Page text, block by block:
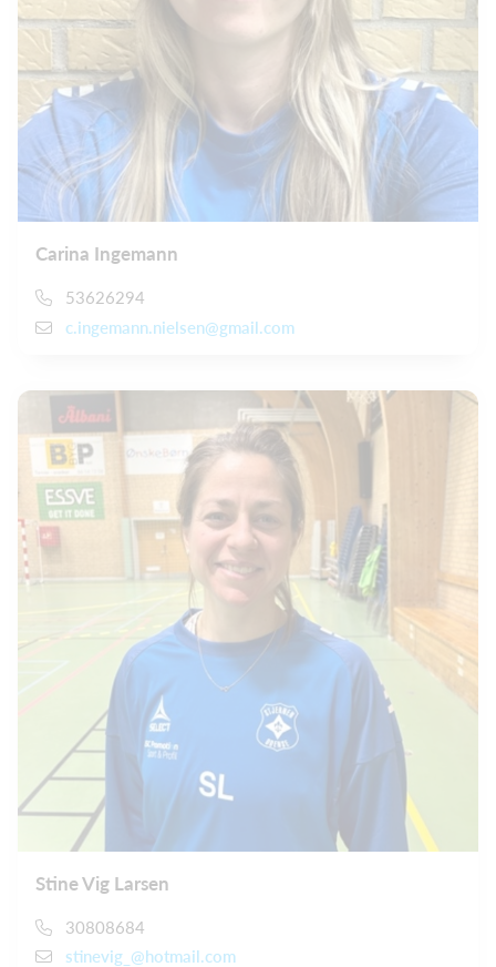
Carina Ingemann
53626294
c.ingemann.nielsen@gmail.com
Stine Vig Larsen
30808684
stinevig_@hotmail.com